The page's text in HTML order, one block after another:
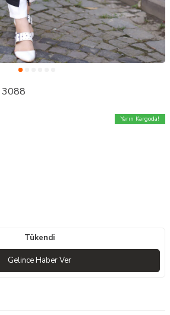
3088
Yarın Kargoda!
Tükendi
Gelince Haber Ver